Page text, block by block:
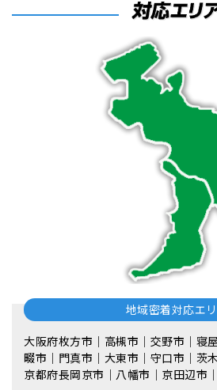
地域密着対応エ
大阪府枚方市｜高槻市｜交野市｜寝
畷市｜門真市｜大東市｜守口市｜茨
京都府長岡京市｜八幡市｜京田辺市